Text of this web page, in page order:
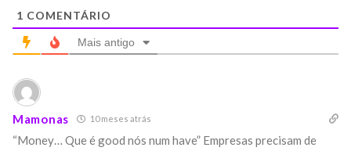
1 COMENTÁRIO
Mais antigo
Mamonas 10 meses atrás
“Money… Que é good nós num have” Empresas precisam de